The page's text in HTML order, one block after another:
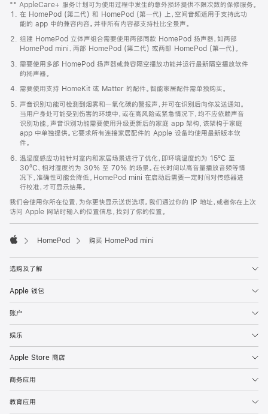
窗
口
中
打
开)
** AppleCare+ 服务计划可为使用过程中发生的意外损坏提供不限次数的保修服务。
在 HomePod (第二代) 和 HomePod (第一代) 上，空间音频适用于支持此功
能的 app 中的兼容内容。并非所有内容都支持杜比全景声。
组建 HomePod 立体声组合需要使用两部同款 HomePod 扬声器，如两部
HomePod mini、两部 HomePod (第二代) 或两部 HomePod (第一代)。
需要使用多部 HomePod 扬声器或兼容隔空播放功能并运行最新隔空播放软件
的扬声器。
需要使用支持 HomeKit 或 Matter 的配件。智能家居配件需单独购买。
声音识别功能可检测到烟雾和一氧化碳的警报声，并可在识别后向你发送通知。
当用户身处可能受到伤害的环境中，或在高风险或紧急情况下，均不应依赖声音
识别功能。声音识别功能需要使用升级更新后的家庭 app 架构，该架构于家庭
app 中单独提供。它要求所有连接家居配件的 Apple 设备均使用最新版本软
件。
温湿度感应功能针对室内和家居场景进行了优化，即环境温度约为 15ºC 至
30ºC、相对湿度约为 30% 至 70% 的场景。在长时间以高音量播放音频等情
况下，准确性可能会降低。HomePod mini 在启动后需要一定时间对传感器进
行校准，才可显示结果。
我们会使用你所在位置，为你更快显示送货选项。我们通过你的 IP 地址，或者你在上次
访问 Apple 网站时输入的位置信息，找到了你的位置。
HomePod 购买 HomePod mini
选购及了解
Apple 钱包
账户
娱乐
Apple Store 商店
商务应用
教育应用